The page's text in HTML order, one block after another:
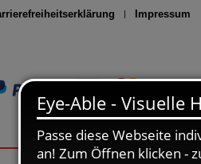
Impressum
Seite drucken